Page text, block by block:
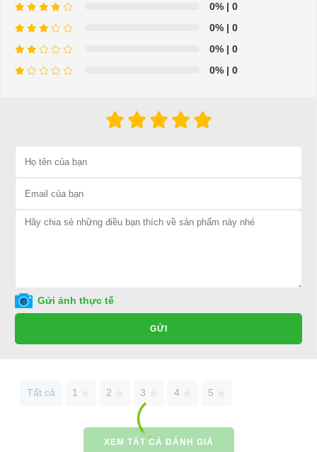
Xe điện chuyên dụng trực tiếp từ các nhà sản xuất
thuận tiện, phong cách mới lạ và đặc biệt thuận lợi
trong cuộc sống của chúng ta hiện nay
Với đa dạng các kiểu dáng đẹp và thuận tiện để sử dụng trong đời sống khi
cần thiết. Xe điện chuyên dụng
hiện nay của công ty chúng tôi.
Xe scooter điện DL24500-2 được mô tả chi tiết
như dưới đây:
Battery / Acquy
Voltage / Điện áp
Passenger capacity / Số chỗ ngồi
Range / Quảng đường đi mỗi lần sạc
0% | 0
0% | 0
0% | 0
0% | 0
Gửi ảnh thực tế
GỬI
Tất cả 1 2 3 4 5
XEM TẤT CẢ ĐÁNH GIÁ